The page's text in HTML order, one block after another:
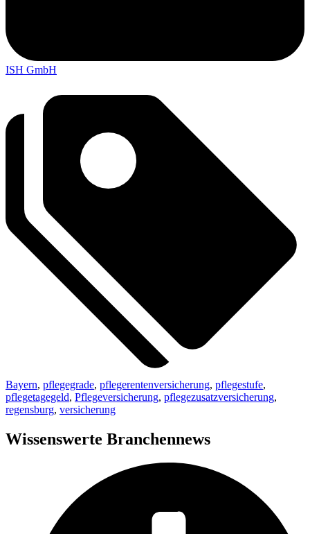
ISH GmbH
Bayern, pflegegrade, pflegerentenversicherung, pflegestufe,
pflegetagegeld, Pflegeversicherung, pflegezusatzversicherung,
regensburg, versicherung
Wissenswerte Branchennews